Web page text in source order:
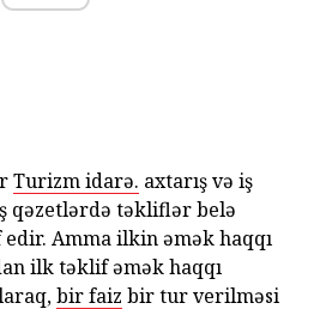
Turizm idarə. axtarış və iş
qəzetlərdə təkliflər belə
Amma ilkin əmək haqqı
ilk təklif əmək haqqı
bir faiz bir tur verilməsi